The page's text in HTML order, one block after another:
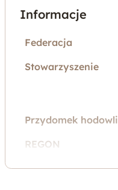
Informacje
Federacja
Stowarzyszenie
Przydomek hodowli
REGON